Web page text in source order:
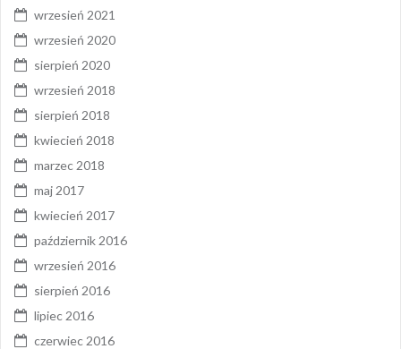
wrzesień 2021
wrzesień 2020
sierpień 2020
wrzesień 2018
sierpień 2018
kwiecień 2018
marzec 2018
maj 2017
kwiecień 2017
październik 2016
wrzesień 2016
sierpień 2016
lipiec 2016
czerwiec 2016